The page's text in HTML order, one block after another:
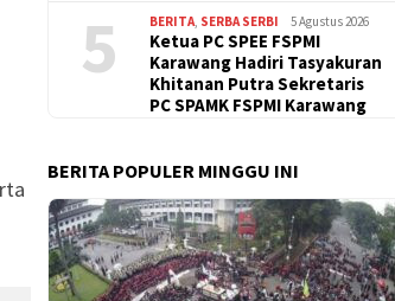
5 BERITA SERBA SERBI 5 Agustus 2026
Ketua PC SPEE FSPMI
Karawang Hadiri Tasyakuran
Khitanan Putra Sekretaris
PC SPAMK FSPMI Karawang
BERITA POPULER MINGGU INI